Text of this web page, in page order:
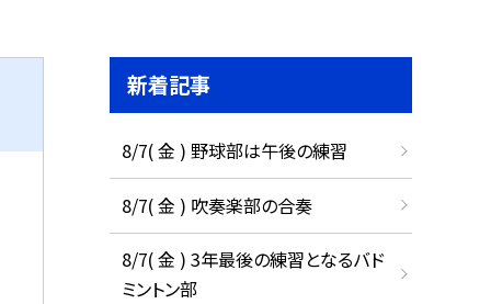
新着記事
8/7( 金 ) 野球部は午後の練習
8/7( 金 ) 吹奏楽部の合奏
8/7( 金 ) 3年最後の練習となるバド
ミントン部